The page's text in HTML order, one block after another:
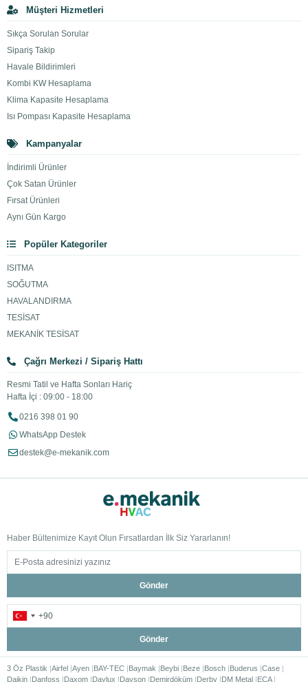
Müşteri Hizmetleri
Sıkça Sorulan Sorular
Sipariş Takip
Havale Bildirimleri
Kombi KW Hesaplama
Klima Kapasite Hesaplama
Isı Pompası Kapasite Hesaplama
Kampanyalar
İndirimli Ürünler
Çok Satan Ürünler
Fırsat Ürünleri
Aynı Gün Kargo
Popüler Kategoriler
ISITMA
SOĞUTMA
HAVALANDIRMA
TESİSAT
MEKANİK TESİSAT
Çağrı Merkezi / Sipariş Hattı
Resmi Tatil ve Hafta Sonları Hariç
Hafta İçi : 09:00 - 18:00
0216 398 01 90
WhatsApp Destek
destek@e-mekanik.com
Haber Bültenimize Kayıt Olun Fırsatlardan İlk Siz Yararlanın!
Gönder
Gönder
3 Öz Plastik Airfel Ayen BAY-TEC Baymak Beybi Beze Bosch Buderus Case
Daikin Danfoss Daxom Daylux Dayson Demirdöküm Derby DM Metal ECA